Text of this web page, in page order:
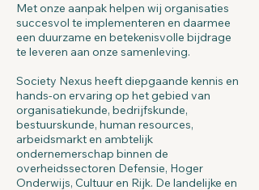
Met onze aanpak helpen wij organisaties
succesvol te implementeren en daarmee
een duurzame en betekenisvolle bijdrage
te leveren aan onze samenleving.
Society Nexus heeft diepgaande kennis en
hands-on ervaring op het gebied van
organisatiekunde, bedrijfskunde,
bestuurskunde, human resources,
arbeidsmarkt en ambtelijk
ondernemerschap binnen de
overheidssectoren Defensie, Hoger
Onderwijs, Cultuur en Rijk. De landelijke en